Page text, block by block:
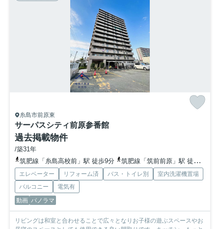
糸島市前原東
サーパスシティ前原参番館
過去掲載物件
/築31年
筑肥線「糸島高校前」駅 徒歩9分
筑肥線「筑前前原」駅 徒歩14分
エレベーター リフォーム済 バス・トイレ別
室内洗濯機置場
バルコニー
電気有
動画 パノラマ
リビングは和室と合わせることで広々となりお子様の遊ぶスペースやお